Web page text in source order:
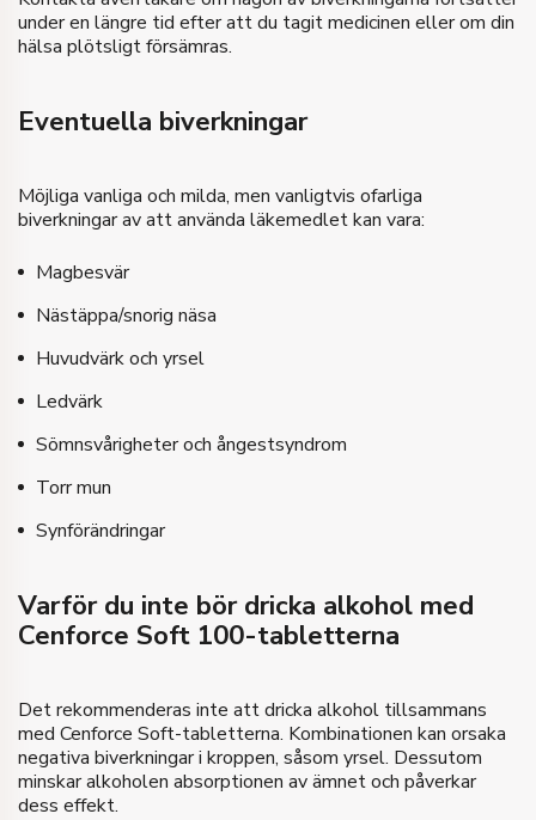
under en längre tid efter att du tagit medicinen eller om din
hälsa plötsligt försämras.
Eventuella biverkningar
Möjliga vanliga och milda, men vanligtvis ofarliga
biverkningar av att använda läkemedlet kan vara:
Magbesvär
Nästäppa/snorig näsa
Huvudvärk och yrsel
Ledvärk
Sömnsvårigheter och ångestsyndrom
Torr mun
Synförändringar
Varför du inte bör dricka alkohol med
Cenforce Soft 100-tabletterna
Det rekommenderas inte att dricka alkohol tillsammans
med Cenforce Soft-tabletterna. Kombinationen kan orsaka
negativa biverkningar i kroppen, såsom yrsel. Dessutom
minskar alkoholen absorptionen av ämnet och påverkar
dess effekt.